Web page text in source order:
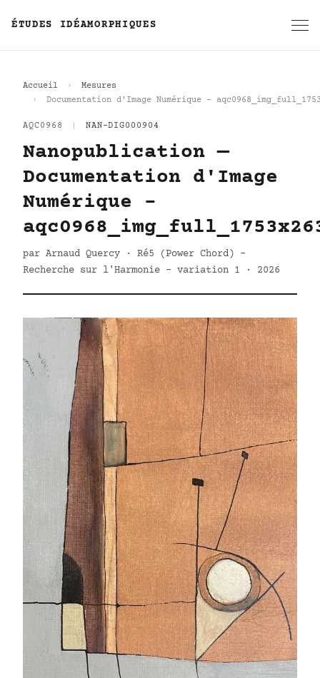
ÉTUDES IDÉAMORPHIQUES
Accueil
Mesures
Documentation d'Image Numérique -
AQC0968 NAN-DIG000904
Nanopublication —
Documentation d'Image
Numérique -
par Arnaud Quercy · Ré5 (Power Chord) -
Recherche sur l'Harmonie - variation 1 · 2026